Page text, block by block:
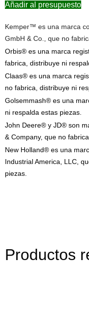
Añadir al presupuesto
Kemper™ es una marca
GmbH & Co., que no
Orbis® es una marca
fabrica, distribuye ni
Claas® es una marca
no fabrica, distribuye ni
Golsemmash® es una
ni respalda estas piezas.
John Deere® y JD® son
& Company, que no
New Holland® es una
Industrial America, LLC,
piezas.
Productos